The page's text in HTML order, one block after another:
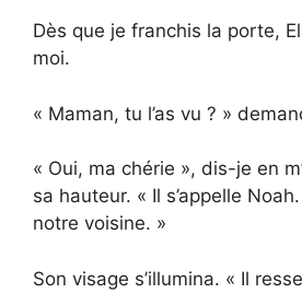
Dès que je franchis la porte,
moi.
« Maman, tu l’as vu ? »
« Oui, ma chérie », dis-je en
sa hauteur. « Il s’appelle
notre voisine. »
Son visage s’illumina. « Il